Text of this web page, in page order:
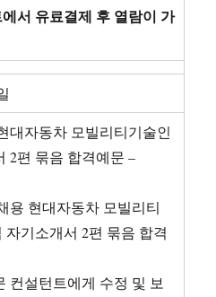
종
합
고
서 유료결제 후 열람이 가
대자동차 모빌리티기술인
2편 묶음 합격예문 –
용 현대자동차 모빌리티
기소개서 2편 묶음 합격
설턴트에게 수정 및 보